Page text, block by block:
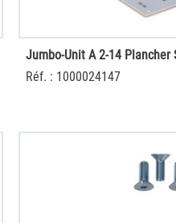
Réf. : 1000024147